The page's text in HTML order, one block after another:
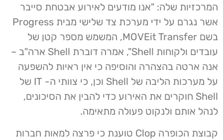
המרכזיות שלה: "אנו מודעים לאירוע אבטחת סייבר
אשר נגרם על ידי מערכת צד שלישי מבית Progress
בשם MOVEit Transfer, המשמש מספר קטן של
עובדים ולקוחות Shell", אמרה דוברת Shell ארה"ב –
אנה ארטה בהצהרה והוסיפה כי אין ראיות להשפעה
על מערכות הליבה של Shell וכן, כי צוותי ה- IT של
Shell חוקרים את האירוע כדי להבין את הסיכונים,
לנהל אותם ולנקוט פעולה מתאימה.
קבוצת הכופרה Clop טוענת כי פרצה למאות חברות